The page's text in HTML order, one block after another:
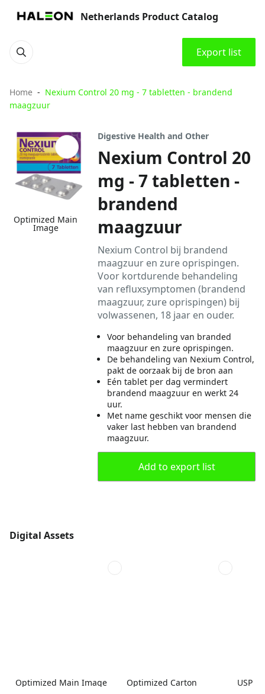
Netherlands Product Catalog
Export list
Home
Nexium Control 20 mg - 7 tabletten - brandend
maagzuur
Optimized Main
Image
Digestive Health and Other
Nexium Control 20
mg - 7 tabletten -
brandend
maagzuur
Nexium Control bij brandend
maagzuur en zure oprispingen.
Voor kortdurende behandeling
van refluxsymptomen (brandend
maagzuur, zure oprispingen) bij
volwassenen, 18 jaar en ouder.
Voor behandeling van branded
maagzuur en zure oprispingen.
De behandeling van Nexium Control,
pakt de oorzaak bij de bron aan
Eén tablet per dag vermindert
brandend maagzuur en werkt 24
uur.
Met name geschikt voor mensen die
vaker last hebben van brandend
maagzuur.
Add to export list
Digital Assets
Optimized Main Image Optimized Carton USP 1